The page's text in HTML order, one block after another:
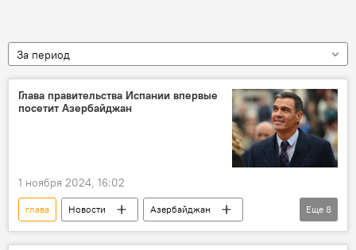
За период
Глава правительства Испании впервые
посетит Азербайджан
1 ноября 2024, 16:02
глава Новости
Азербайджан
Ильхам Алиев
Испания
Еще 8